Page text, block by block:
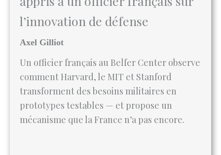
Axel Gilliot
Un officier français au Belfer Center observe
comment Harvard, le MIT et Stanford
prototypes testables — et propose un
mécanisme que la France n’a pas encore.